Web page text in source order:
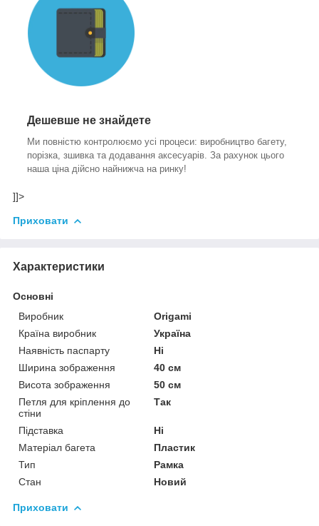
Дешевше не знайдете
Ми повністю контролюємо усі процеси: виробництво багету,
порізка, зшивка та додавання аксесуарів. За рахунок цього
наша ціна дійсно найнижча на ринку!
]]>
Приховати
Характеристики
Основні
Виробник
Origami
Країна виробник
Україна
Наявність паспарту
Ні
Ширина зображення
40 см
Висота зображення
50 см
Петля для кріплення до
стіни
Так
Підставка
Ні
Матеріал багета
Пластик
Тип
Рамка
Стан
Новий
Приховати